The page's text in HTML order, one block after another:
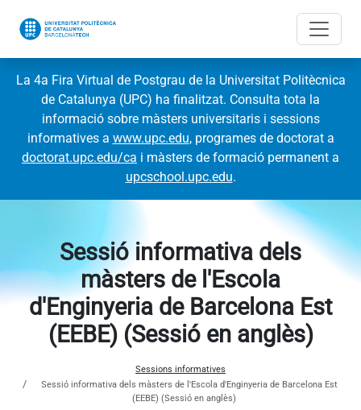
La 4a Fira Virtual de Postgrau de la Universitat Politècnica
de Catalunya (UPC) ha finalitzat. Consulta tota la
informació sobre màsters universitaris i sessions
informatives a www.upc.edu, programes de doctorat a
doctorat.upc.edu/ca i màsters de formació permanent a
upcschool.upc.edu.
Sessió informativa dels
màsters de l'Escola
d'Enginyeria de Barcelona Est
(EEBE) (Sessió en anglès)
Sessions informatives
Sessió informativa dels màsters de l'Escola d'Enginyeria de Barcelona Est
(EEBE) (Sessió en anglès)